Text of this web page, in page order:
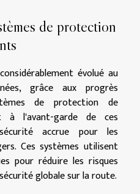
de protection
évolué au
grâce aux progrès
de protection de
à l'avant-garde de ces
accrue pour les
Ces systèmes utilisent
pour réduire les risques
globale sur la route.